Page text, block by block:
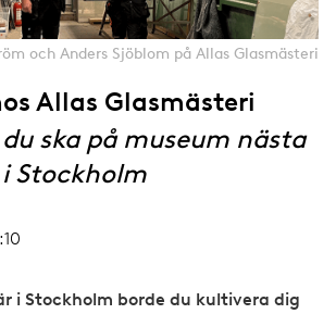
och Anders Sjöblom på Allas Glasmästeri
Allas Glasmästeri
ska på museum nästa
Stockholm
i Stockholm borde du kultivera dig